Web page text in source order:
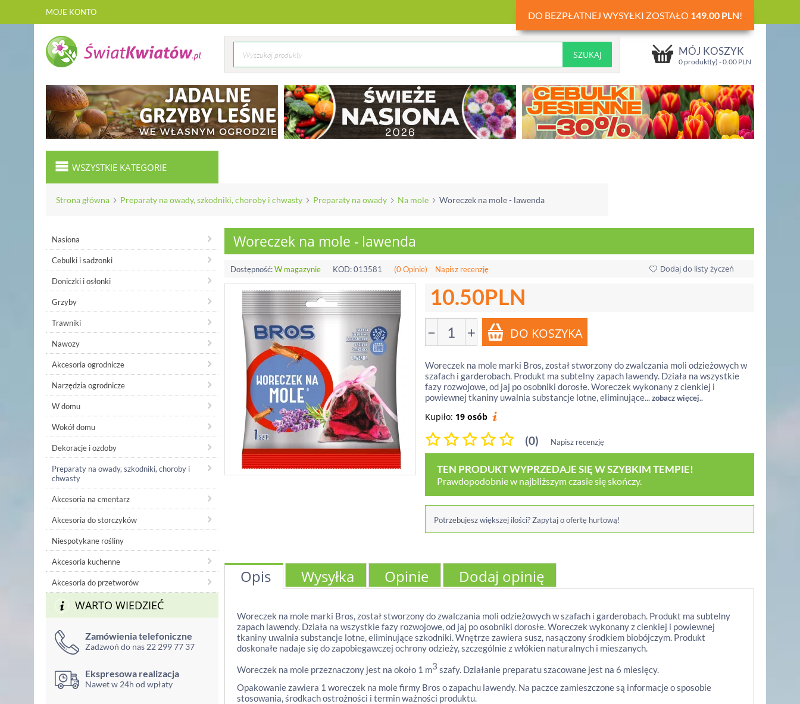
MOJE KONTO DO BEZPŁATNEJ WYSYŁKI ZOSTAŁO 149.00 PLN!
MÓJ KOSZYK
0 produkt(y) -0.00 PLN
WSZYSTKIE KATEGORIE
Strona główna Preparaty na owady, szkodniki, choroby i chwasty Preparaty na owady Na mole Woreczek na mole - lawenda
Nasiona
Cebulki i sadzonki
Doniczki i osłonki
Grzyby
Trawniki
Nawozy
Akcesoria ogrodnicze
Narzędzia ogrodnicze
W domu
Wokół domu
Dekoracje i ozdoby
Preparaty na owady, szkodniki, choroby i
chwasty
Akcesoria na cmentarz
Akcesoria do storczyków
Niespotykane rośliny
Akcesoria kuchenne
Akcesoria do przetworów
WARTO WIEDZIEĆ
Zamówienia telefoniczne
Zadzwoń do nas 22 299 77 37
Ekspresowa realizacja
Nawet w 24h od wpłaty
Woreczek na mole - lawenda
Dostępność:W magazynie KOD:013581 (0 Opinie) Napisz recenzję Dodaj do listy życzeń
10.50PLN
− +
Woreczek na mole marki Bros, został stworzony do zwalczania moli odzieżowych w
szafach i garderobach. Produkt ma subtelny zapach lawendy. Działa na wszystkie
fazy rozwojowe, od jaj po osobniki dorosłe. Woreczek wykonany z cienkiej i
powiewnej tkaniny uwalnia substancje lotne, eliminujące...zobacz więcej..
Kupiło: 19 osób
(0) Napisz recenzję
TEN PRODUKT WYPRZEDAJE SIĘ W SZYBKIM TEMPIE!
Prawdopodobnie w najbliższym czasie się skończy.
Potrzebujesz większej ilości? Zapytaj o ofertę hurtową!
Opis Wysyłka Opinie Dodaj opinię
Woreczek na mole marki Bros, został stworzony do zwalczania moli odzieżowych w szafach i garderobach. Produkt ma subtelny
zapach lawendy. Działa na wszystkie fazy rozwojowe, od jaj po osobniki dorosłe. Woreczek wykonany z cienkiej i powiewnej
tkaniny uwalnia substancje lotne, eliminujące szkodniki. Wnętrze zawiera susz, nasączony środkiem biobójczym. Produkt
doskonałe nadaje się do zapobiegawczej ochrony odzieży, szczególnie z włókien naturalnych i mieszanych.
Woreczek na mole przeznaczony jest na około 1 m3 szafy. Działanie preparatu szacowane jest na 6 miesięcy.
Opakowanie zawiera 1 woreczek na mole firmy Bros o zapachu lawendy. Na paczce zamieszczone są informacje o sposobie
stosowania, środkach ostrożności i termin ważności produktu.